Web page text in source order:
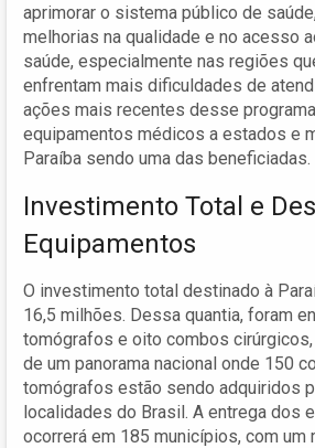
aprimorar o sistema público de
melhorias na qualidade e no acesso
saúde, especialmente nas regiões
enfrentam mais dificuldades de
ações mais recentes desse
equipamentos médicos a estados e
Paraíba sendo uma das beneficiadas.
Investimento Total e
Equipamentos
O investimento total destinado à
16,5 milhões. Dessa quantia, foram
tomógrafos e oito combos
de um panorama nacional onde 150
tomógrafos estão sendo adquiridos
localidades do Brasil. A entrega dos
ocorrerá em 185 municípios, com um